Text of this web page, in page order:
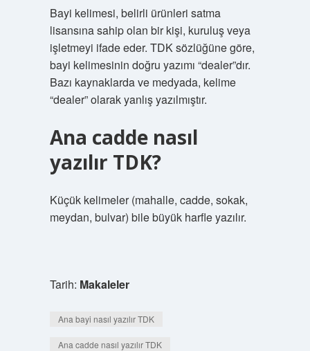
Bayi kelimesi, belirli ürünleri satma
lisansına sahip olan bir kişi, kuruluş veya
işletmeyi ifade eder. TDK sözlüğüne göre,
bayi kelimesinin doğru yazımı “dealer”dır.
Bazı kaynaklarda ve medyada, kelime
“dealer” olarak yanlış yazılmıştır.
Ana cadde nasıl
yazılır TDK?
Küçük kelimeler (mahalle, cadde, sokak,
meydan, bulvar) bile büyük harfle yazılır.
Tarih: Makaleler
Ana bayi nasıl yazılır TDK
Ana cadde nasıl yazılır TDK